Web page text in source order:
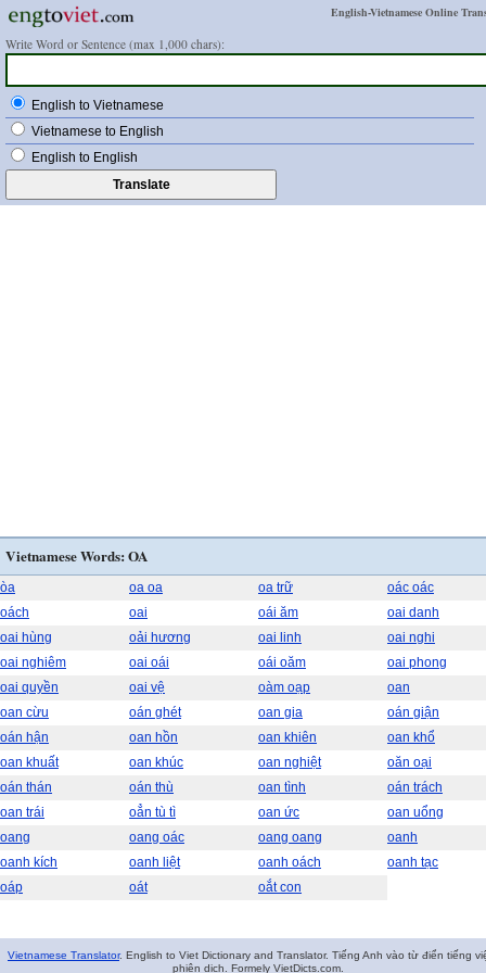
English-Vietnamese Online
Write Word or Sentence (max 1,000 chars):
English to Vietnamese
Vietnamese to English
English to English
Vietnamese Words: OA
òa oa oa oa trữ
oác oác
oách
oai oái ăm
oai danh
oai hùng
oải hương oai linh
oai nghi
oai nghiêm
oai oái oái oăm
oai phong
oai quyền
oai vệ oàm oạp
oan
oan cừu
oán ghét oan gia
oán giận
oán hận
oan hồn oan khiên
oan khổ
oan khuất
oan khúc oan nghiệt
oăn oại
oán thán
oán thù oan tình
oán trách
oan trái
oẳn tù tì oan ức
oan uổng
oang
oang oác oang oang
oanh
oanh kích
oanh liệt oanh oách
oanh tạc
oáp
oát oắt con
Vietnamese Translator. English to Viet Dictionary and Translator. Tiếng Anh vào từ điển tiếng
phiên dịch. Formely VietDicts.com.